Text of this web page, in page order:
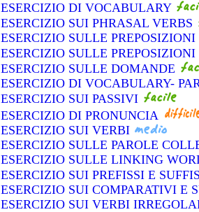
ESERCIZIO DI VOCABULARY
ESERCIZIO SUI PHRASAL VERBS
ESERCIZIO SULLE PREPOSIZIONI
ESERCIZIO SULLE
ESERCIZIO SULLE DOMANDE
ESERCIZIO DI VOCABULARY-
ESERCIZIO SUI PASSIVI
ESERCIZIO DI PRONUNCIA
ESERCIZIO SUI VERBI
ESERCIZIO SULLE PAROLE
ESERCIZIO SULLE LINKING
ESERCIZIO SUI PREFISSI E
ESERCIZIO SUI COMPARATIVI E
ESERCIZIO SUI VERBI